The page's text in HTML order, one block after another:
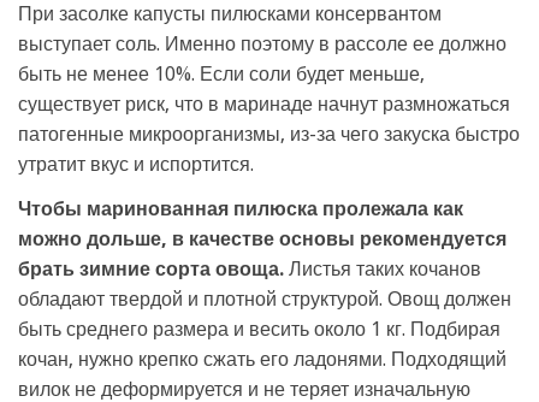
При засолке капусты пилюсками консервантом
выступает соль. Именно поэтому в рассоле ее должно
быть не менее 10%. Если соли будет меньше,
существует риск, что в маринаде начнут размножаться
патогенные микроорганизмы, из-за чего закуска быстро
утратит вкус и испортится.
Чтобы маринованная пилюска пролежала как
можно дольше, в качестве основы рекомендуется
брать зимние сорта овоща. Листья таких кочанов
обладают твердой и плотной структурой. Овощ должен
быть среднего размера и весить около 1 кг. Подбирая
кочан, нужно крепко сжать его ладонями. Подходящий
вилок не деформируется и не теряет изначальную